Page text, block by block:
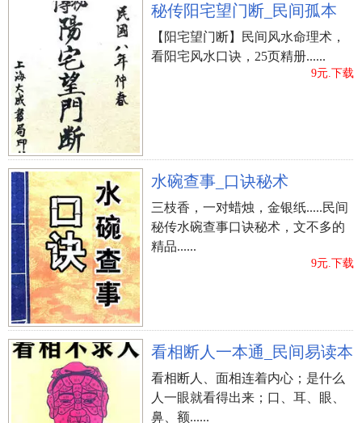
秘传阳宅望门断_民间孤本
【阳宅望门断】民间风水命理术，
看阳宅风水口诀，25页精册......
9元.下载
水碗查事_口诀秘术
三枝香，一对蜡烛，金银纸.....民间
秘传水碗查事口诀秘术，文不多的
精品......
9元.下载
看相断人一本通_民间易读本
看相断人、面相连着内心；是什么
人一眼就看得出来；口、耳、眼、
鼻、额......